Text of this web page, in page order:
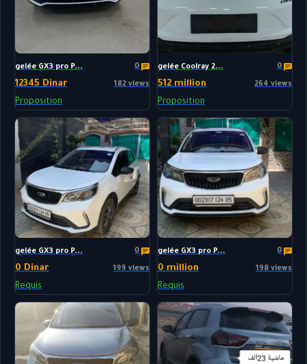
gelée GX3 pro P... 0
12345 Dinar 182 views
Proposition
gelée Coolray 2... 0
512 million 264 views
Proposition
gelée GX3 pro P... 0
0 Dinar 199 views
Requis
gelée GX3 pro P... 0
0 million 198 views
Requis